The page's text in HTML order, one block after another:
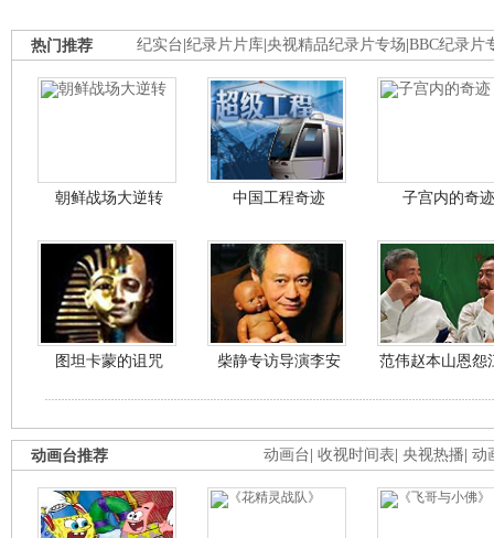
纪实台 纪录片片库 央视精品纪录片专场 BBC纪录片
热门推荐
朝鲜战场大逆转 中国工程奇迹 子宫内的奇迹
图坦卡蒙的诅咒 柴静专访导演李安 范伟赵本山恩怨
动画台 收视时间表 央视热播 动
动画台推荐